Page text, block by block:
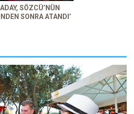
SÖZCÜ’NÜN
SONRA ATANDI’